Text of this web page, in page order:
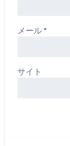
メール*
サイト